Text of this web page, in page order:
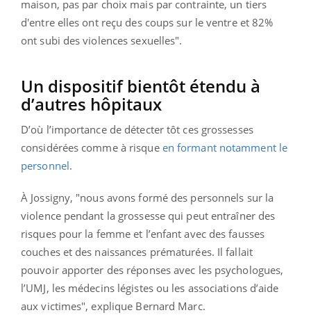
maison, pas par choix mais par contrainte, un tiers
d'entre elles ont reçu des coups sur le ventre et 82%
ont subi des violences sexuelles".
Un dispositif bientôt étendu à
d’autres hôpitaux
D’où l’importance de détecter tôt ces grossesses
considérées comme à risque en formant notamment le
personnel.
À Jossigny, "nous avons formé des personnels sur la
violence pendant la grossesse qui peut entraîner des
risques pour la femme et l’enfant avec des fausses
couches et des naissances prématurées. Il fallait
pouvoir apporter des réponses avec les psychologues,
l’UMJ, les médecins légistes ou les associations d’aide
aux victimes", explique Bernard Marc.